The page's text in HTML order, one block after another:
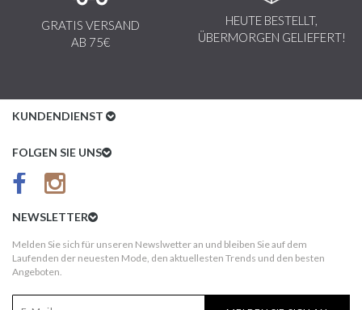
GRATIS VERSAND
AB 75€
HEUTE BESTELLT,
ÜBERMORGEN GELIEFERT!
KUNDENDIENST
Kundenservice
AGB
Kundeninformationen
FOLGEN SIE UNS
NEWSLETTER
Melden Sie sich für unseren Newslwetter an und bleiben Sie auf dem
Laufenden der neuesten Mode, den aktuellesten Trends und den besten
Angeboten.